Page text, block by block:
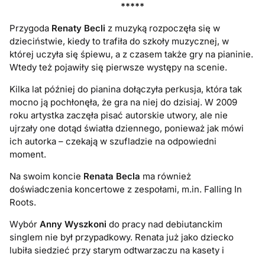
*****
Przygoda Renaty Becli z muzyką rozpoczęła się w
dzieciństwie, kiedy to trafiła do szkoły muzycznej, w
której uczyła się śpiewu, a z czasem także gry na pianinie.
Wtedy też pojawiły się pierwsze występy na scenie.
Kilka lat później do pianina dołączyła perkusja, która tak
mocno ją pochłonęła, że gra na niej do dzisiaj. W 2009
roku artystka zaczęła pisać autorskie utwory, ale nie
ujrzały one dotąd światła dziennego, ponieważ jak mówi
ich autorka – czekają w szufladzie na odpowiedni
moment.
Na swoim koncie Renata Becla ma również
doświadczenia koncertowe z zespołami, m.in. Falling In
Roots.
WybórAnny Wyszkoni do pracy nad debiutanckim
singlem nie był przypadkowy. Renata już jako dziecko
lubiła siedzieć przy starym odtwarzaczu na kasety i